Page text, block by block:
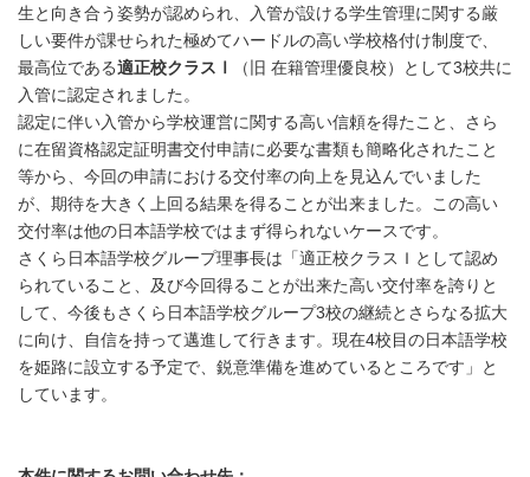
生と向き合う姿勢が認められ、入管が設ける学生管理に関する厳
しい要件が課せられた極めてハードルの高い学校格付け制度で、
最高位である適正校クラスⅠ
（旧 在籍管理優良校）として3校共に
入管に認定されました。
認定に伴い入管から学校運営に関する高い信頼を得たこと、さら
に在留資格認定証明書交付申請に必要な書類も簡略化されたこと
等から、今回の申請における交付率の向上を見込んでいました
が、期待を大きく上回る結果を得ることが出来ました。この高い
交付率は他の日本語学校ではまず得られないケースです。
さくら日本語学校グループ理事長は「適正校クラスＩとして認め
られていること、及び今回得ることが出来た高い交付率を誇りと
して、今後もさくら日本語学校グループ3校の継続とさらなる拡大
に向け、自信を持って邁進して行きます。現在4校目の日本語学校
を姫路に設立する予定で、鋭意準備を進めているところです」と
しています。